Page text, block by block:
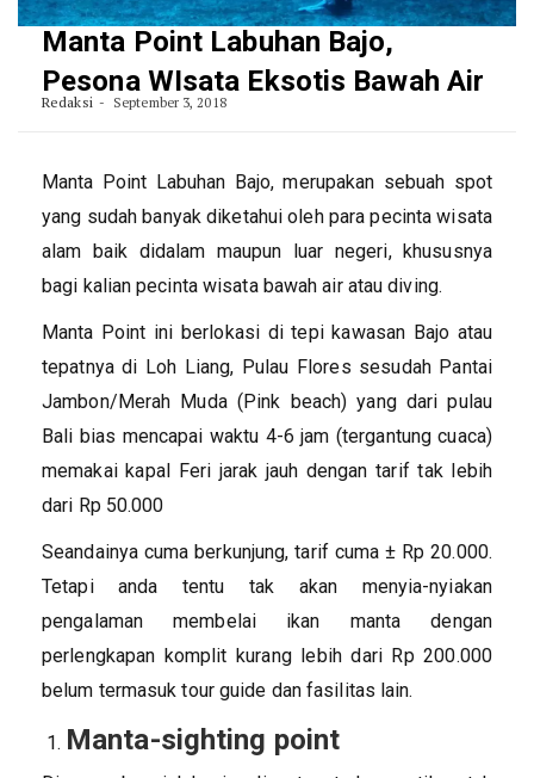
Manta Point Labuhan Bajo,
Pesona WIsata Eksotis Bawah Air
Redaksi September 3, 2018
Manta Point Labuhan Bajo, merupakan sebuah spot
yang sudah banyak diketahui oleh para pecinta wisata
alam baik didalam maupun luar negeri, khususnya
bagi kalian pecinta wisata bawah air atau diving.
Manta Point ini berlokasi di tepi kawasan Bajo atau
tepatnya di Loh Liang, Pulau Flores sesudah Pantai
Jambon/Merah Muda (Pink beach) yang dari pulau
Bali bias mencapai waktu 4-6 jam (tergantung cuaca)
memakai kapal Feri jarak jauh dengan tarif tak lebih
dari Rp 50.000
Seandainya cuma berkunjung, tarif cuma ± Rp 20.000.
Tetapi anda tentu tak akan menyia-nyiakan
pengalaman membelai ikan manta dengan
perlengkapan komplit kurang lebih dari Rp 200.000
belum termasuk tour guide dan fasilitas lain.
Manta-sighting point